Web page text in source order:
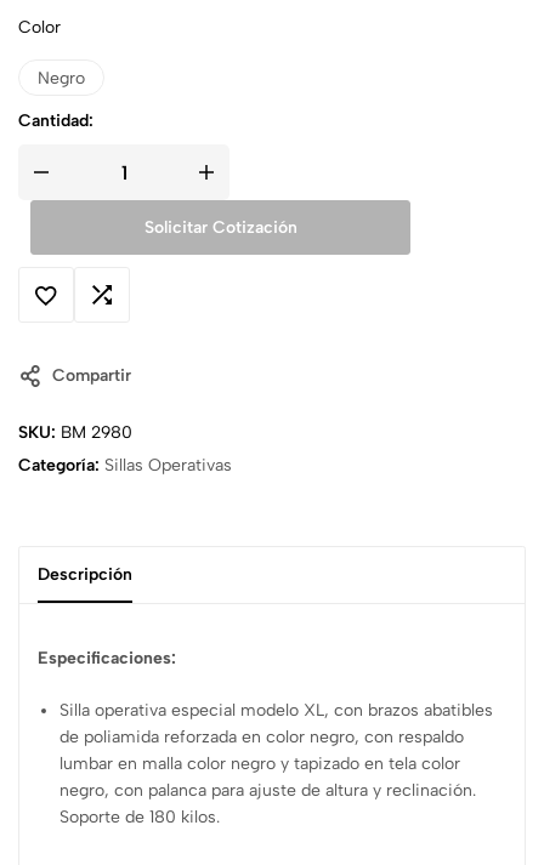
Color
Negro
Cantidad:
Solicitar Cotización
Compartir
SKU: BM 2980
Categoría: Sillas Operativas
Descripción
Especificaciones:
Silla operativa especial modelo XL, con brazos abatibles
de poliamida reforzada en color negro, con respaldo
lumbar en malla color negro y tapizado en tela color
negro, con palanca para ajuste de altura y reclinación.
Soporte de 180 kilos.